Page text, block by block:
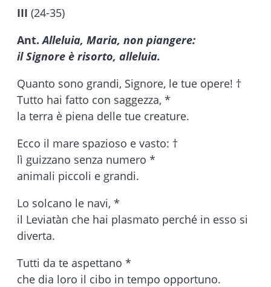
III (24-35)
Ant.Alleluia, Maria, non piangere:
il Signore è risorto, alleluia.
Quanto sono grandi, Signore, le tue opere! †
Tutto hai fatto con saggezza, *
la terra è piena delle tue creature.
Ecco il mare spazioso e vasto: †
lì guizzano senza numero *
animali piccoli e grandi.
Lo solcano le navi, *
il Leviatàn che hai plasmato perché in esso si
diverta.
Tutti da te aspettano *
che dia loro il cibo in tempo opportuno.